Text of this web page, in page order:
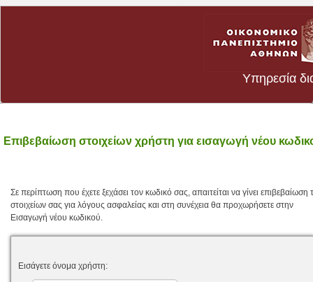
Υπηρεσία
Επιβεβαίωση στοιχείων χρήστη για εισαγωγή νέου
Σε περίπτωση που έχετε ξεχάσει τον κωδικό σας, απαιτείται να γίνει επιβεβαίωση
στοιχείων σας για λόγους ασφαλείας και στη συνέχεια θα προχωρήσετε στην
Εισαγωγή νέου κωδικού.
Εισάγετε όνομα χρήστη: